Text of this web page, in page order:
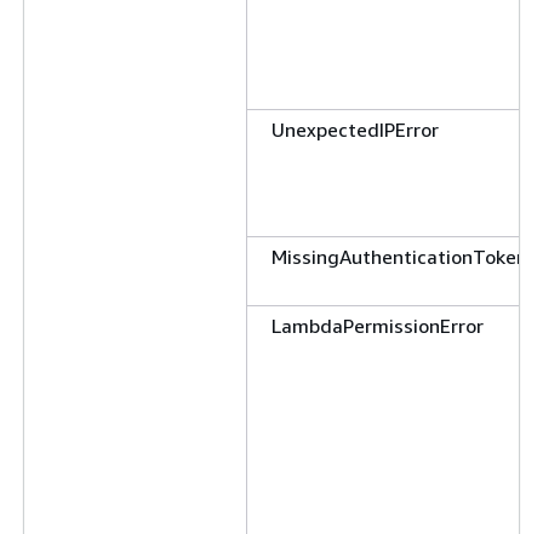
UnexpectedIPError
MissingAuthenticationToken
LambdaPermissionError